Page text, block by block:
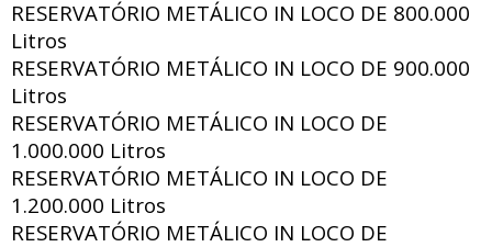
RESERVATÓRIO METÁLICO IN LOCO DE 800.000
Litros
RESERVATÓRIO METÁLICO IN LOCO DE 900.000
Litros
RESERVATÓRIO METÁLICO IN LOCO DE
1.000.000 Litros
RESERVATÓRIO METÁLICO IN LOCO DE
1.200.000 Litros
RESERVATÓRIO METÁLICO IN LOCO DE